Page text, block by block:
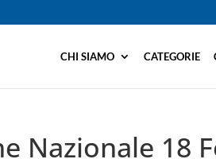
CHI SIAMO CATEGORIE
Nazionale 18